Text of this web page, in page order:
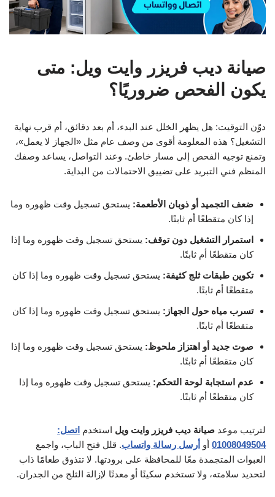
صيانة ديب فريزر وايت ويل: متى
يكون الفحص ضروريًا؟
دوّن التوقيت: هل يظهر الخلل عند البدء، أم بعد دقائق، أم قرب نهاية
التشغيل؟ هذه المعلومة أقوى من وصف عام مثل «الجهاز لا يعمل»،
وتمنع توجيه الفحص إلى مسار خاطئ. وعند التواصل، يساعد وصفك
المنظم فني التبريد على تضييق الاحتمالات من البداية.
ضعف التجميد أو ذوبان الأطعمة: يستحق تسجيل وقت ظهوره وما
إذا كان متقطعًا أم ثابتًا.
استمرار التشغيل دون توقف: يستحق تسجيل وقت ظهوره وما إذا
كان متقطعًا أم ثابتًا.
تكوين طبقات ثلج كثيفة: يستحق تسجيل وقت ظهوره وما إذا كان
متقطعًا أم ثابتًا.
تسرب مياه حول الجهاز: يستحق تسجيل وقت ظهوره وما إذا كان
متقطعًا أم ثابتًا.
صوت جديد أو اهتزاز ملحوظ: يستحق تسجيل وقت ظهوره وما إذا
كان متقطعًا أم ثابتًا.
عدم استجابة لوحة التحكم: يستحق تسجيل وقت ظهوره وما إذا
كان متقطعًا أم ثابتًا.
لترتيب موعد صيانة ديب فريزر وايت ويل استخدم اتصل:
01008049504 أو أرسل رسالة واتساب. قلل فتح الباب، واجمع
العبوات المتجمدة معًا للمحافظة على برودتها. لا تتذوق طعامًا ذاب
لتحديد سلامته، ولا تستخدم سكينًا أو معدنًا لإزالة الثلج من الجدران.